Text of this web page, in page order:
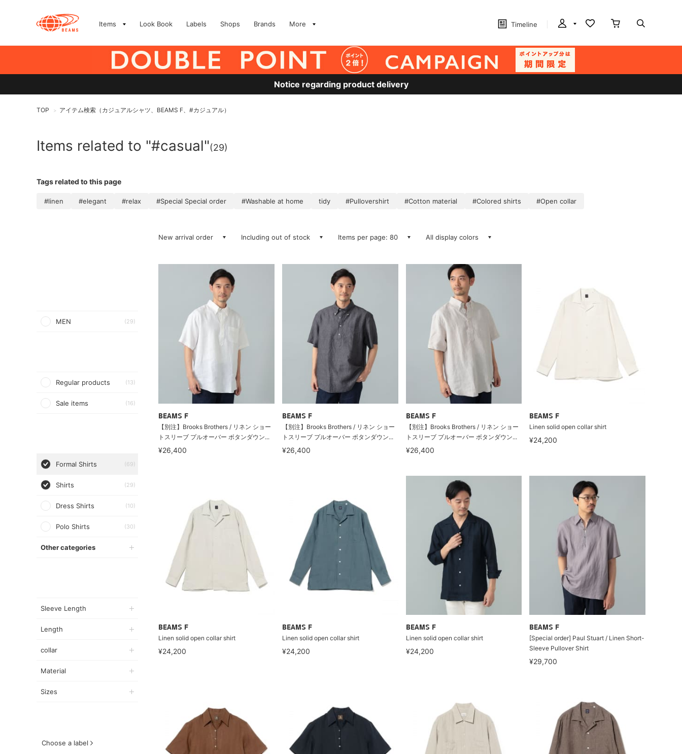
Items Look Book Labels Shops Brands More Timeline
Notice regarding product delivery
TOP > アイテム検索（カジュアルシャツ、BEAMS F、#カジュアル）
Items related to "#casual"(29)
Tags related to this page
#linen #elegant #relax #Special Special order #Washable at home tidy #Pullovershirt #Cotton material #Colored shirts #Open collar
MEN (29)
Regular products (13)
Sale items (16)
Formal Shirts (69)
Shirts (29)
Dress Shirts (10)
Polo Shirts (30)
Other categories
Sleeve Length
Length
collar
Material
Sizes
Choose a label
New arrival order Including out of stock Items per page: 80 All display colors
BEAMS F
【別注】Brooks Brothers / リネン ショー
トスリーブ プルオーバー ボタンダウン...
¥26,400
BEAMS F
【別注】Brooks Brothers / リネン ショー
トスリーブ プルオーバー ボタンダウン...
¥26,400
BEAMS F
【別注】Brooks Brothers / リネン ショー
トスリーブ プルオーバー ボタンダウン...
¥26,400
BEAMS F
Linen solid open collar shirt
¥24,200
BEAMS F
Linen solid open collar shirt
¥24,200
BEAMS F
Linen solid open collar shirt
¥24,200
BEAMS F
Linen solid open collar shirt
¥24,200
BEAMS F
[Special order] Paul Stuart / Linen Short-
Sleeve Pullover Shirt
¥29,700